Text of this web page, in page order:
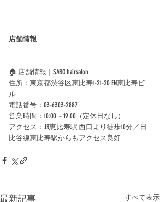
店舗情報
🏠 店舗情報｜SABO hairsalon
住所：東京都渋谷区恵比寿1-21-20 EN恵比寿ビ
ル
電話番号：03-6303-2887
営業時間：10:00～19:00（定休日なし）
アクセス：JR恵比寿駅 西口より徒歩10分／日
比谷線恵比寿駅からもアクセス良好
最新記事 すべて表示